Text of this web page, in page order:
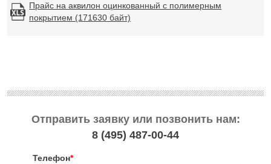
Прайс на аквилон оцинкованный с полимерным
покрытием (171630 байт)
Отправить заявку или позвонить нам:
8 (495) 487-00-44
Телефон*